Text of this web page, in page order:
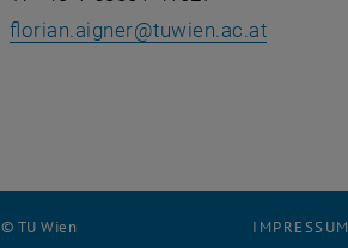
florian.aigner@tuwien.ac.at
© TU Wien IMPRESSUM